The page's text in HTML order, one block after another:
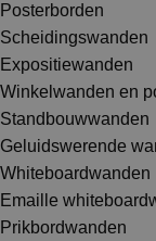
Posterborden
Scheidingswanden
Expositiewanden
Winkelwanden en
Standbouwwanden
Geluidswerende
Whiteboardwanden
Emaille
Prikbordwanden